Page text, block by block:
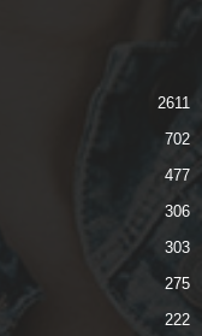
2611
702
477
306
303
275
222